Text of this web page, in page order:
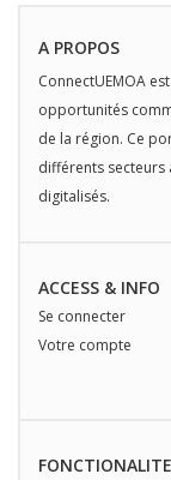
A PROPOS
ConnectUEMOA
opportunités
de la région. Ce
différents secteurs
digitalisés.
ACCESS & INFO
Se connecter
Votre compte